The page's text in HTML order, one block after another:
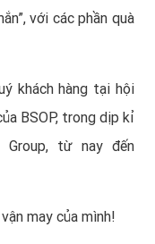
với các phần quà
khách hàng tại hội
BSOP, trong dịp kỉ
Group, từ nay đến
may của mình!